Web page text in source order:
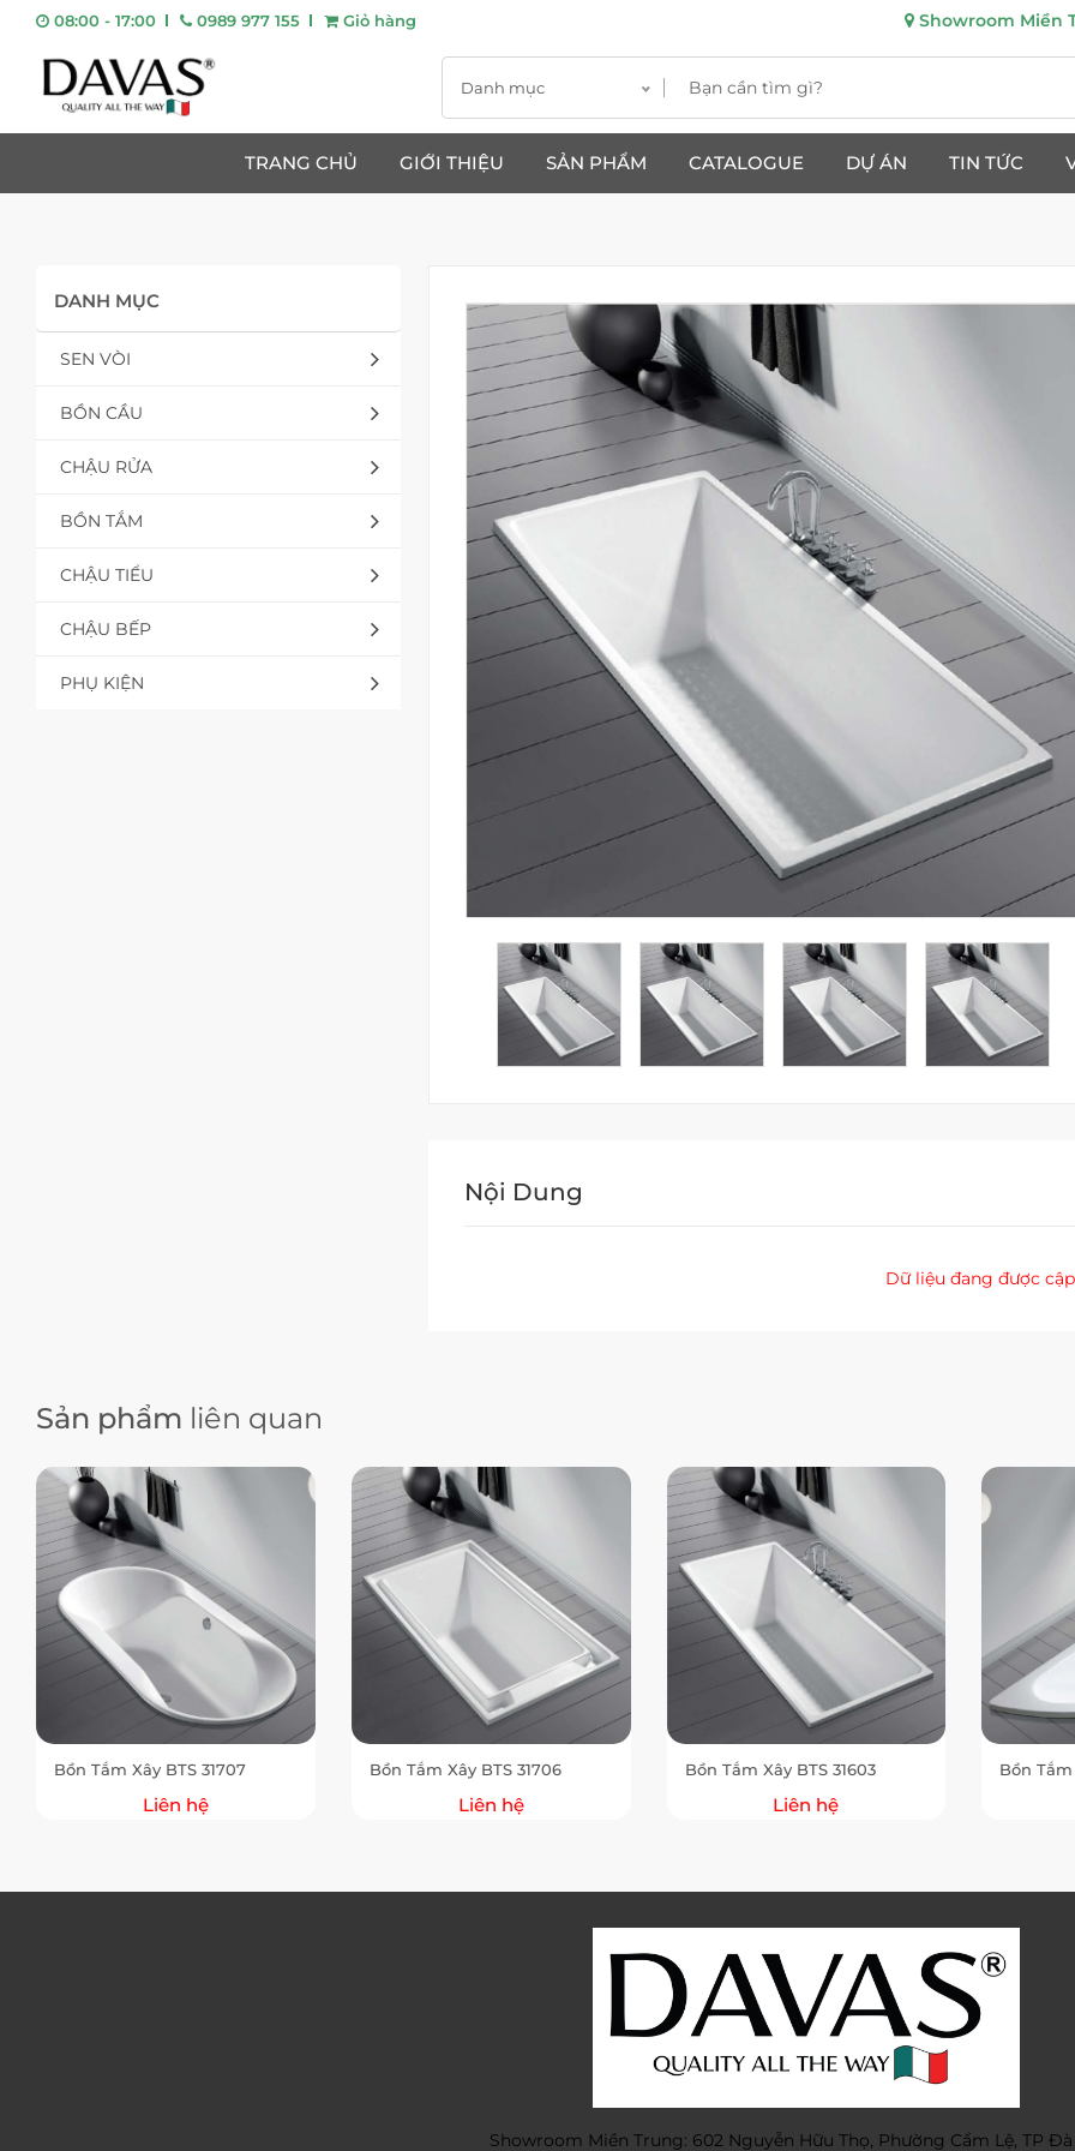
08:00 - 17:00 0989 977 155 Giỏ hàng Showroom Miền
Danh mục
TRANG CHỦ GIỚI THIỆU SẢN PHẨM CATALOGUE DỰ ÁN TIN TỨC
DANH MỤC
SEN VÒI
BỒN CẦU
CHẬU RỬA
BỒN TẮM
CHẬU TIỂU
CHẬU BẾP
PHỤ KIỆN
Nội Dung
Dữ liệu đang được
Sản phẩm liên quan
Bồn Tắm Xây BTS 31707
Liên hệ
Bồn Tắm Xây BTS 31706
Liên hệ
Bồn Tắm Xây BTS 31603
Liên hệ
Bồn Tắm
Showroom Miền Trung: 602 Nguyễn Hữu Thọ, Phường Cẩm Lệ, TP